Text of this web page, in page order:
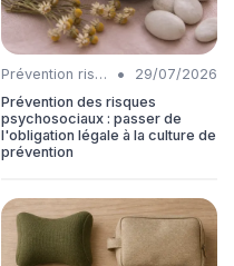
Prévention risques •
29/07/2026
Prévention des risques
psychosociaux : passer de
l'obligation légale à la culture de
prévention